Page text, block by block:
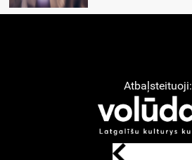
Atbaļsteituoji: